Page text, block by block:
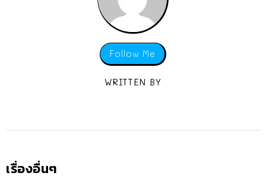
Follow Me
WRITTEN BY
เรื่องอื่นๆ